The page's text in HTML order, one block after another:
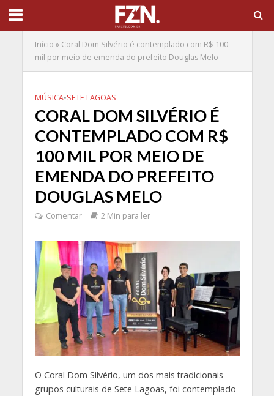
Início » Coral Dom Silvério é contemplado com R$ 100
mil por meio de emenda do prefeito Douglas Melo
MÚSICA•SETE LAGOAS
CORAL DOM SILVÉRIO É
CONTEMPLADO COM R$
100 MIL POR MEIO DE
EMENDA DO PREFEITO
DOUGLAS MELO
Comentar 2 Min para ler
O Coral Dom Silvério, um dos mais tradicionais
grupos culturais de Sete Lagoas, foi contemplado